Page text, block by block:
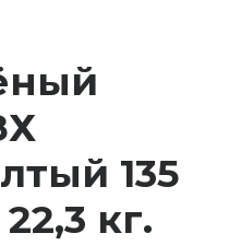
135
кг.